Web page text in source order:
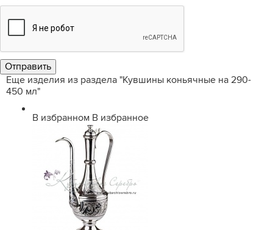
Еще изделия из раздела "Кувшины коньячные на 290-
450 мл"
В избранном В избранное